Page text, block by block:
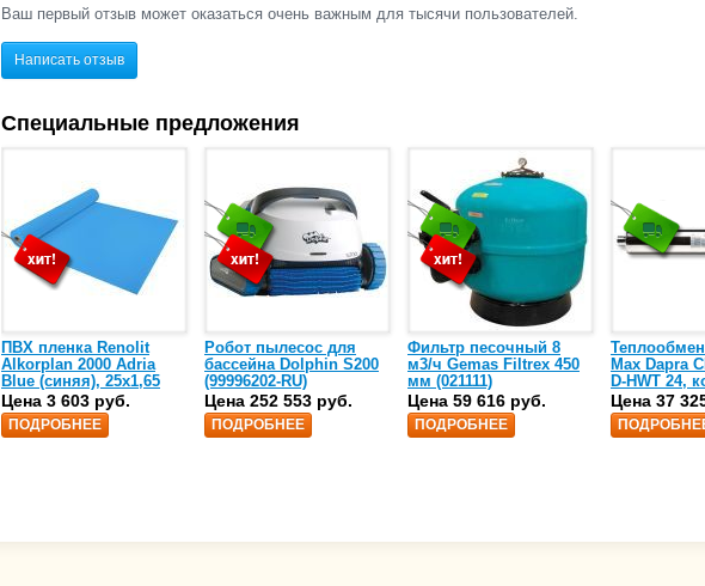
Ваш первый отзыв может оказаться очень важным для тысячи пользователей.
Написать отзыв
Специальные предложения
ПВХ пленка Renolit
Alkorplan 2000 Adria
Blue (синяя), 25х1,65
(35216203)
Цена 3 603 руб.
ПОДРОБНЕЕ
Робот пылесос для
бассейна Dolphin S200
(99996202-RU)
Цена 252 553 руб.
ПОДРОБНЕЕ
Фильтр песочный 8
м3/ч Gemas Filtrex 450
мм (021111)
Цена 59 616 руб.
ПОДРОБНЕЕ
Max Dapra
D-HWT 24,
спираль
сталь AISI-
25)
Цена 37